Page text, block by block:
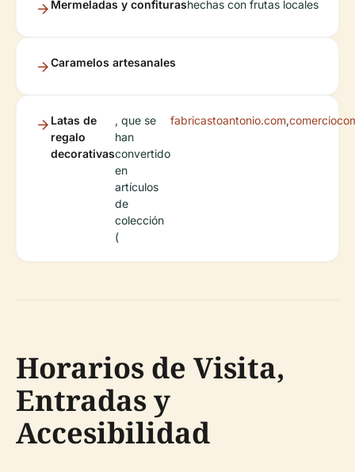
Mermeladas y confiturashechas con frutas locales
Caramelos artesanales
Latas de
regalo
decorativas
, que se
han
convertido
en
artículos
de
colección
(
fabricastoantonio.com,
Horarios de Visita,
Entradas y
Accesibilidad